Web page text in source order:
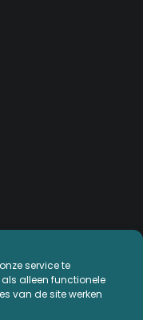
service te
alleen functionele
van de site werken